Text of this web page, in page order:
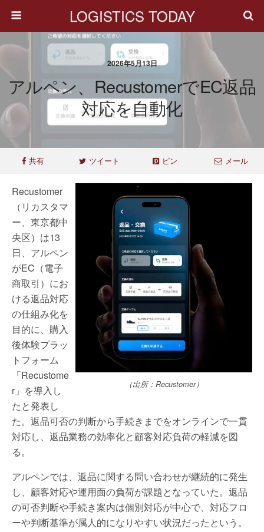
LOGISTICS TODAY
2026年5月13日
アルペン、RecustomerでEC返品
対応を自動化
共有 ツイート ピン メール
（出所：Recustomer）
Recustomer
（リカスタマ
ー、東京都中
央区）は13
日、アルペン
がEC（電子
商取引）にお
ける返品対応
の仕組み化を
目的に、購入
後体験プラッ
トフォーム
「Recustome
r」を導入し
たと発表し
た。返品可否の判断から手続きまでをオンラインで一貫
対応し、返品業務の効率化と顧客対応負荷の軽減を図
る。
アルペンでは、返品に関する問い合わせが継続的に発生
し、顧客対応や運用面の負荷が課題となっていた。返品
の可否判断や手続き案内は個別対応が中心で、対応フロ
ーや判断基準が属人的になりやすい状況だったという。